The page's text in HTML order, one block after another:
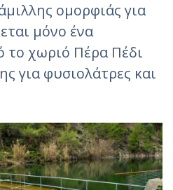
ομορφιάς για
μόνο ένα
το χωριό Πέρα Πέδι
για φυσιολάτρες και